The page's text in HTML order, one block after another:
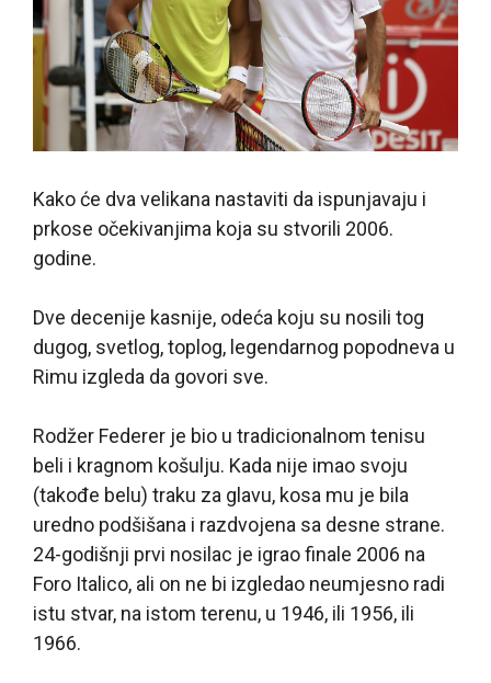
Kako će dva velikana nastaviti da ispunjavaju i
prkose očekivanjima koja su stvorili 2006.
godine.
Dve decenije kasnije, odeća koju su nosili tog
dugog, svetlog, toplog, legendarnog popodneva u
Rimu izgleda da govori sve.
Rodžer Federer je bio u tradicionalnom tenisu
beli i kragnom košulju. Kada nije imao svoju
(takođe belu) traku za glavu, kosa mu je bila
uredno podšišana i razdvojena sa desne strane.
24-godišnji prvi nosilac je igrao finale 2006 na
Foro Italico, ali on ne bi izgledao neumjesno radi
istu stvar, na istom terenu, u 1946, ili 1956, ili
1966.